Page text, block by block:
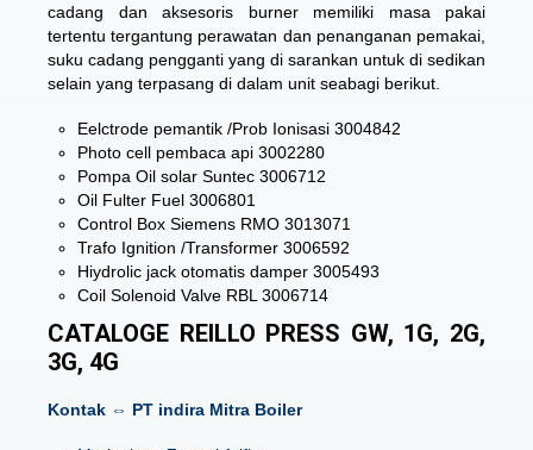
cadang dan aksesoris burner memiliki masa pakai
tertentu tergantung perawatan dan penanganan pemakai,
suku cadang pengganti yang di sarankan untuk di sedikan
selain yang terpasang di dalam unit seabagi berikut.
Eelctrode pemantik /Prob Ionisasi 3004842
Photo cell pembaca api 3002280
Pompa Oil solar Suntec 3006712
Oil Fulter Fuel 3006801
Control Box Siemens RMO 3013071
Trafo Ignition /Transformer 3006592
Hiydrolic jack otomatis damper 3005493
Coil Solenoid Valve RBL 3006714
CATALOGE REILLO PRESS GW, 1G, 2G,
3G, 4G
Kontak ⇔ PT indira Mitra Boiler